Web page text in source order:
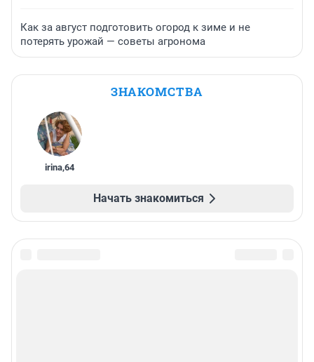
Как за август подготовить огород к зиме и не
потерять урожай — советы агронома
ЗНАКОМСТВА
irina,64
Начать знакомиться